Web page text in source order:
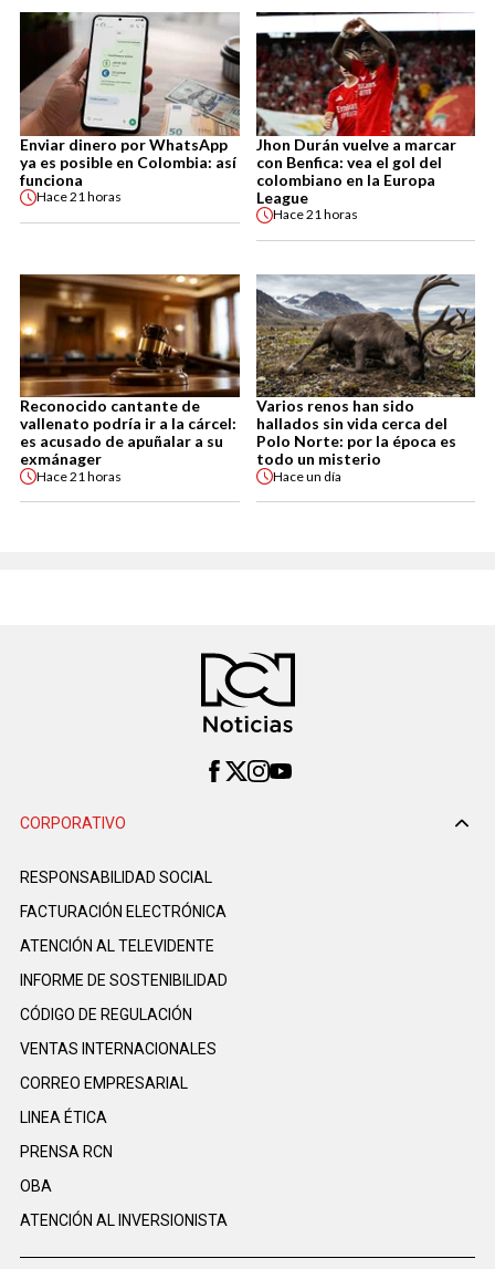
Enviar dinero por WhatsApp
ya es posible en Colombia: así
funciona
Hace21 horas
Jhon Durán vuelve a marcar
con Benfica: vea el gol del
colombiano en la Europa
League
Hace21 horas
Reconocido cantante de
vallenato podría ir a la cárcel:
es acusado de apuñalar a su
exmánager
Hace21 horas
Varios renos han sido
hallados sin vida cerca del
Polo Norte: por la época es
todo un misterio
Haceun día
CORPORATIVO
RESPONSABILIDAD SOCIAL
FACTURACIÓN ELECTRÓNICA
ATENCIÓN AL TELEVIDENTE
INFORME DE SOSTENIBILIDAD
CÓDIGO DE REGULACIÓN
VENTAS INTERNACIONALES
CORREO EMPRESARIAL
LINEA ÉTICA
PRENSA RCN
OBA
ATENCIÓN AL INVERSIONISTA